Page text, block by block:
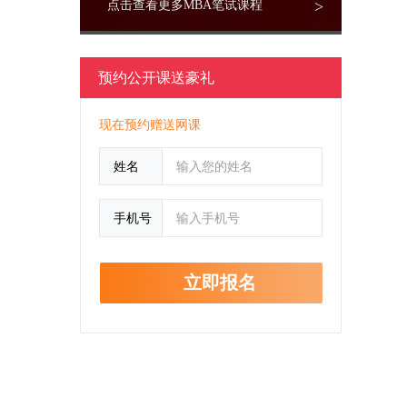
点击查看更多MBA笔试课程 >
预约公开课送豪礼
现在预约赠送网课
姓名
手机号
立即报名